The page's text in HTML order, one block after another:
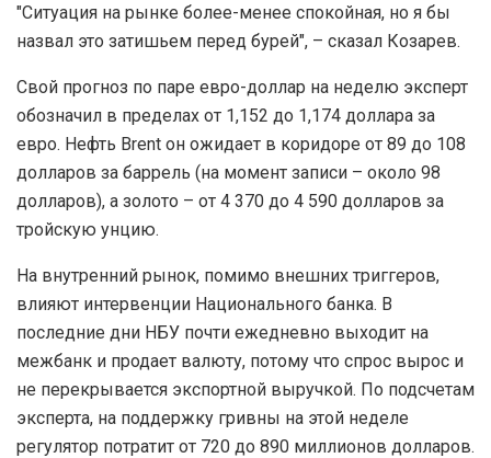
"Ситуация на рынке более-менее спокойная, но я бы
назвал это затишьем перед бурей", – сказал Козарев.
Свой прогноз по паре евро-доллар на неделю эксперт
обозначил в пределах от 1,152 до 1,174 доллара за
евро. Нефть Brent он ожидает в коридоре от 89 до 108
долларов за баррель (на момент записи – около 98
долларов), а золото – от 4 370 до 4 590 долларов за
тройскую унцию.
На внутренний рынок, помимо внешних триггеров,
влияют интервенции Национального банка. В
последние дни НБУ почти ежедневно выходит на
межбанк и продает валюту, потому что спрос вырос и
не перекрывается экспортной выручкой. По подсчетам
эксперта, на поддержку гривны на этой неделе
регулятор потратит от 720 до 890 миллионов долларов.